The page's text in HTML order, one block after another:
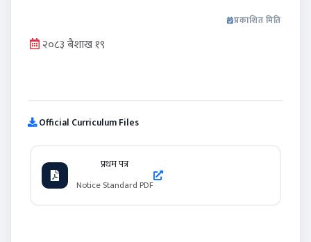
प्रकाशित मिति
२०८३ बैशाख १९
Official Curriculum Files
प्रथम पत्र
Notice Standard PDF